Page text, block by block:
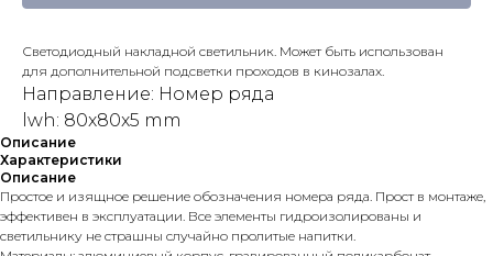
Светодиодный накладной светильник. Может быть использован
для дополнительной подсветки проходов в кинозалах.
Направление: Номер ряда
lwh: 80x80x5 mm
Описание
Характеристики
Описание
Простое и изящное решение обозначения номера ряда. Прост в монтаже,
эффективен в эксплуатации. Все элементы гидроизолированы и
светильнику не страшны случайно пролитые напитки.